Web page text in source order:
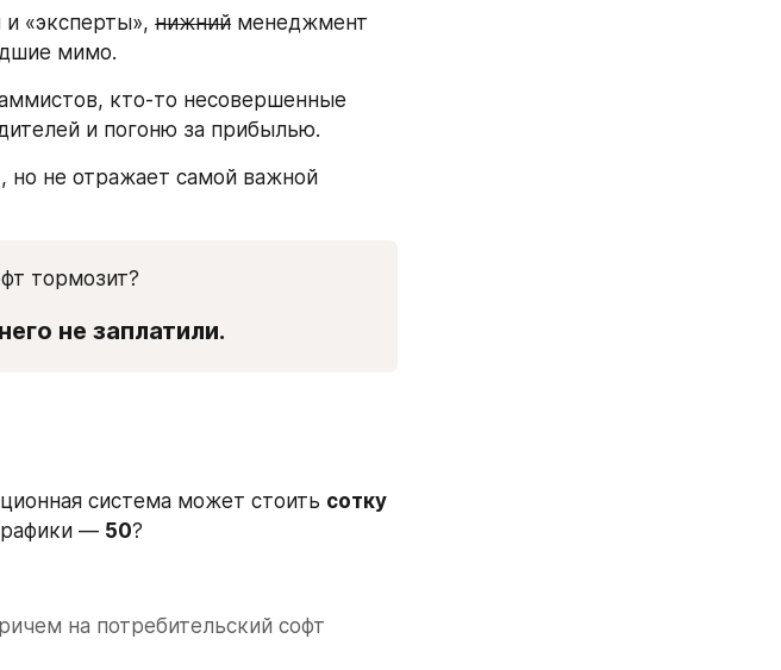
«эксперты», нижний менеджмент
мимо.
кто-то несовершенные
и погоню за прибылью.
, но не отражает самой важной
тормозит?
не заплатили.
система может стоить сотку
— 50?
на потребительский софт